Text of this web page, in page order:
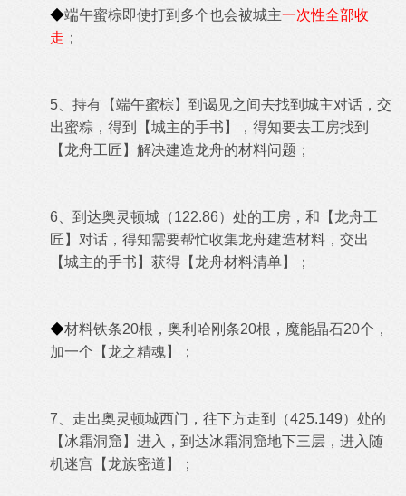
◆端午蜜棕即使打到多个也会被城主一次性全部收
走 ；
5、持有 【端午蜜棕】到 谒见之间去找到城主对话，交
出蜜粽，得到【城主的手书】，得知要去工房找到
【龙舟工匠 】解决建造龙舟的材料问题；
6、 到达奥灵顿城（122.86）处的工房，和 【龙舟工
匠 】对话，得知需要帮忙收集龙舟建造材料，交出
【城主的手书】获得 【龙舟材料清单】 ；
◆材料铁条20根，奥利哈刚条20根，魔能晶石20个，
加一个【龙之精魂】；
7、走出奥灵顿城西门，往下方走到（425.149）处的
【冰霜洞窟】进入，到达冰霜洞窟地下三层，进入随
机迷宫【龙族密道】；